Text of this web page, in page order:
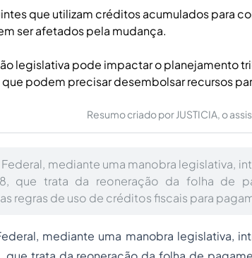
que utilizam créditos acumulados para
ser afetados pela mudança.
legislativa pode impactar o planejamento
podem precisar desembolsar recursos
Resumo criado por JUSTICIA, o
mediante uma manobra legislativa,
que trata da reoneração da folha de
regras de uso de créditos fiscais para
mediante uma manobra legislativa,